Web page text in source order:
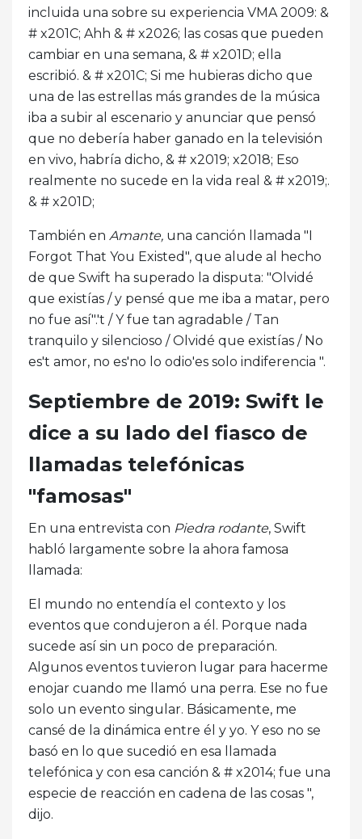
incluida una sobre su experiencia VMA 2009: &
# x201C; Ahh & # x2026; las cosas que pueden
cambiar en una semana, & # x201D; ella
escribió. & # x201C; Si me hubieras dicho que
una de las estrellas más grandes de la música
iba a subir al escenario y anunciar que pensó
que no debería haber ganado en la televisión
en vivo, habría dicho, & # x2019; x2018; Eso
realmente no sucede en la vida real & # x2019;.
& # x201D;
También en Amante, una canción llamada "I
Forgot That You Existed", que alude al hecho
de que Swift ha superado la disputa: "Olvidé
que existías / y pensé que me iba a matar, pero
no fue así".'t / Y fue tan agradable / Tan
tranquilo y silencioso / Olvidé que existías / No
es't amor, no es'no lo odio'es solo indiferencia ".
Septiembre de 2019: Swift le
dice a su lado del fiasco de
llamadas telefónicas
"famosas"
En una entrevista con Piedra rodante, Swift
habló largamente sobre la ahora famosa
llamada:
El mundo no entendía el contexto y los
eventos que condujeron a él. Porque nada
sucede así sin un poco de preparación.
Algunos eventos tuvieron lugar para hacerme
enojar cuando me llamó una perra. Ese no fue
solo un evento singular. Básicamente, me
cansé de la dinámica entre él y yo. Y eso no se
basó en lo que sucedió en esa llamada
telefónica y con esa canción & # x2014; fue una
especie de reacción en cadena de las cosas ",
dijo.